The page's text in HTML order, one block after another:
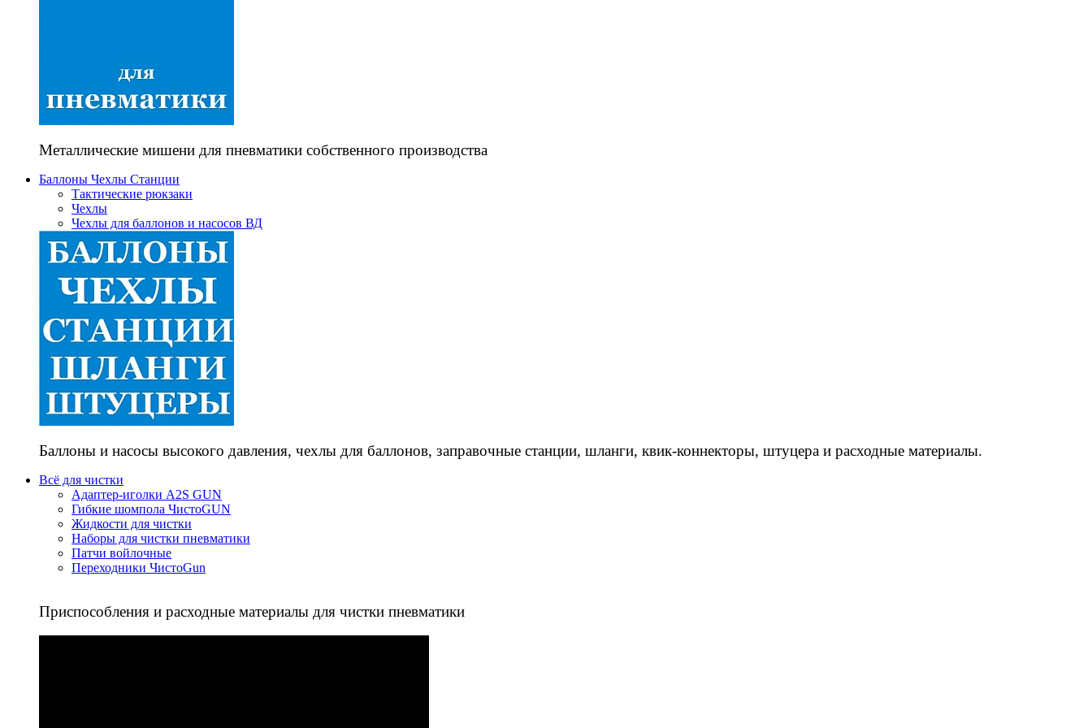
Металлические мишени для пневматики собственного производства
Баллоны Чехлы Станции
Тактические рюкзаки
Чехлы
Чехлы для баллонов и насосов ВД
Баллоны и насосы высокого давления, чехлы для баллонов, заправочные станции, шланги, квик-коннекторы, штуцера и расходные материалы.
Всё для чистки
Адаптер-иголки A2S GUN
Гибкие шомпола ЧистоGUN
Жидкости для чистки
Наборы для чистки пневматики
Патчи войлочные
Переходники ЧистоGun
Приспособления и расходные материалы для чистки пневматики